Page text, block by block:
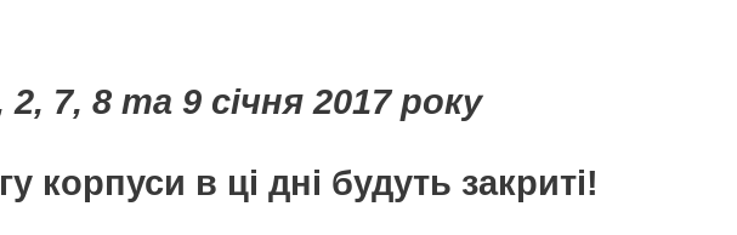
2, 7, 8 та 9 січня 2017 року
корпуси в ці дні будуть закриті!